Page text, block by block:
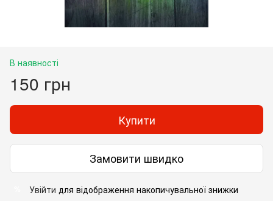
В наявності
150 грн
Купити
Замовити швидко
Увійти для відображення накопичувальної знижки